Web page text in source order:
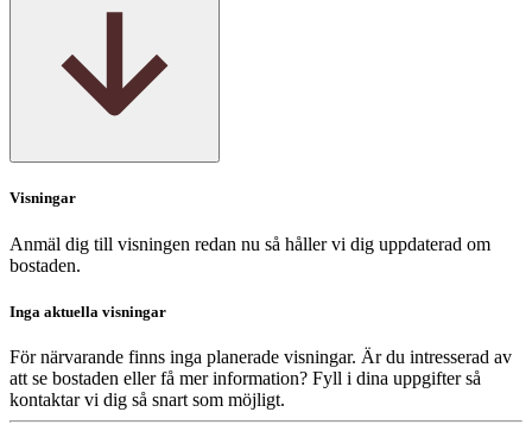
Visningar
Anmäl dig till visningen redan nu så håller vi dig uppdaterad om
bostaden.
Inga aktuella visningar
För närvarande finns inga planerade visningar. Är du intresserad av
att se bostaden eller få mer information? Fyll i dina uppgifter så
kontaktar vi dig så snart som möjligt.